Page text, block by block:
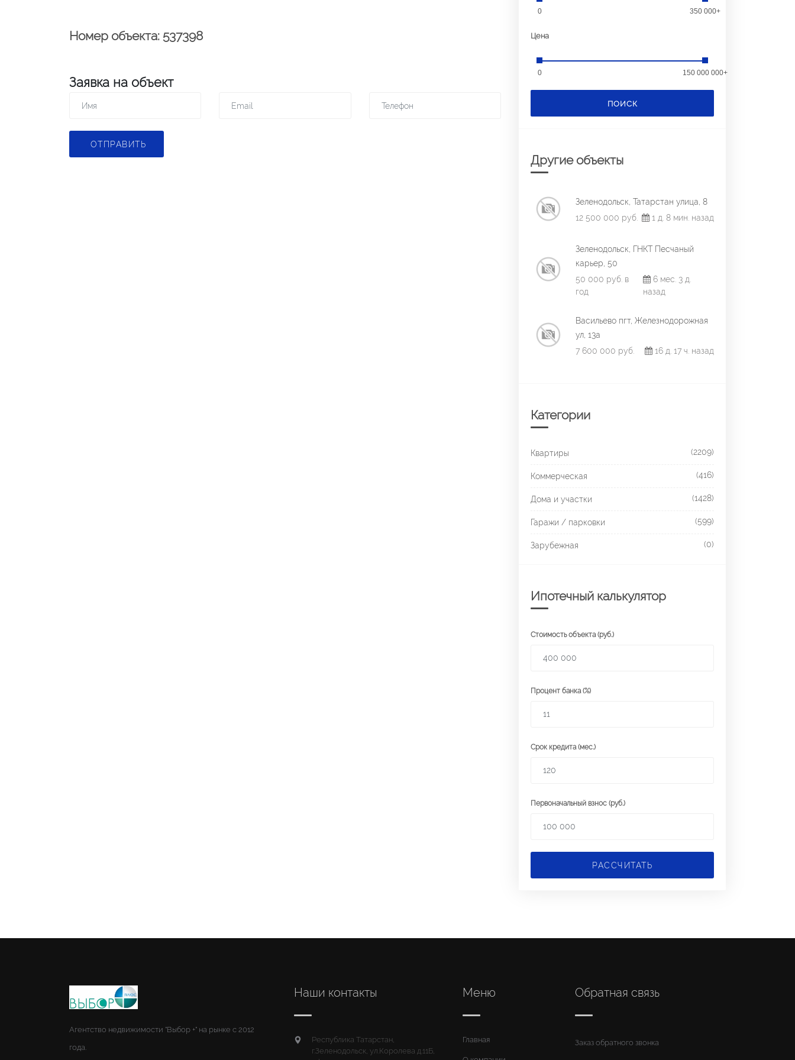
Номер объекта: 537398
Заявка на объект
ОТПРАВИТЬ
0 350 000+
Цена
0 150 000 000+
ПОИСК
Другие объекты
Зеленодольск, Татарстан улица, 8
12 500 000 руб.
1 д. 8 мин. назад
Зеленодольск, ГНКТ Песчаный
карьер, 50
50 000 руб. в
год
6 мес. 3 д.
назад
Васильево пгт, Железнодорожная
ул, 13а
7 600 000 руб.
16 д. 17 ч. назад
Категории
Квартиры (2209)
Коммерческая (416)
Дома и участки (1428)
Гаражи / парковки (599)
Зарубежная (0)
Ипотечный калькулятор
Стоимость объекта (руб.)
Процент банка (%)
Срок кредита (мес.)
Первоначальный взнос (руб.)
РАССЧИТАТЬ
Агентство недвижимости "Выбор +" на рынке с 2012
года.
Наши контакты
Республика Татарстан,
г.Зеленодольск, ул.Королева д.11Б,
Меню
Главная
Обратная связь
Заказ обратного звонка